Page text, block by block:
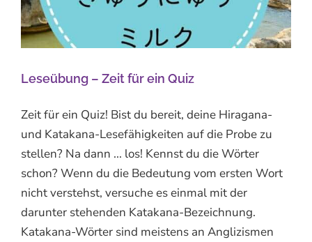
Leseübung – Zeit für ein Quiz
Zeit für ein Quiz! Bist du bereit, deine Hiragana-
und Katakana-Lesefähigkeiten auf die Probe zu
stellen? Na dann ... los! Kennst du die Wörter
schon? Wenn du die Bedeutung vom ersten Wort
nicht verstehst, versuche es einmal mit der
darunter stehenden Katakana-Bezeichnung.
Katakana-Wörter sind meistens an Anglizismen